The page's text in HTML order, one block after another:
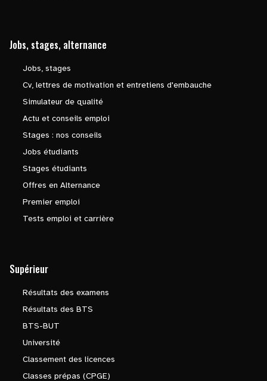
Jobs, stages, alternance
Jobs, stages
Cv, lettres de motivation et entretiens d'embauche
Simulateur de qualité
Actu et conseils emploi
Stages : nos conseils
Jobs étudiants
Stages étudiants
Offres en Alternance
Premier emploi
Tests emploi et carrière
Supérieur
Résultats des examens
Résultats des BTS
BTS-BUT
Université
Classement des licences
Classes prépas (CPGE)